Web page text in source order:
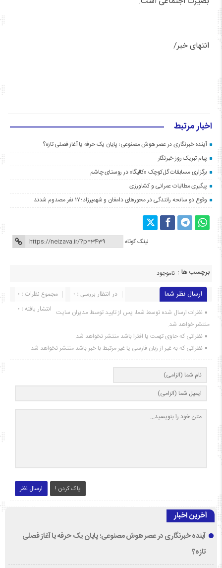
انتهای خبر/
اخبار مرتبط
آینده خبرنگاری در عصر هوش مصنوعی؛ پایان یک حرفه یا آغاز فصلی تازه؟
پیام تبریک روز خبرنگار
برگزاری مسابقات گل‌کوچک «کالیگا» در روستای چاشم
پیگیری مطالبات عمرانی و کشاورزی
وقوع دو سانحه رانندگی در محورهای دامغان و شهمیرزاد؛ ۱۷ نفر مصدوم شدند
لینک کوتاه
برچسب ها : ناموجود
ارسال نظر شما مجموع نظرات : 0
در انتظار بررسی : 0
انتشار یافته : ۰ نظرات ارسال شده توسط شما، پس از تایید توسط مدیران سایت
منتشر خواهد شد.
نظراتی که حاوی تهمت یا افترا باشد منتشر نخواهد شد.
نظراتی که به غیر از زبان فارسی یا غیر مرتبط با خبر باشد منتشر نخواهد شد.
ارسال نظر پاک کردن !
آخرین اخبار
آینده خبرنگاری در عصر هوش مصنوعی؛ پایان یک حرفه یا آغاز فصلی
تازه؟